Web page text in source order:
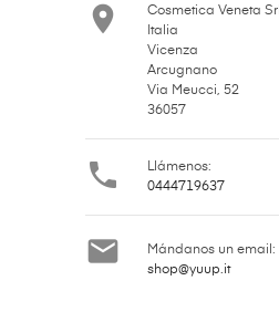

Cosmetica Veneta Srl
Italia
Vicenza
Arcugnano
Via Meucci, 52
36057

Llámenos:
0444719637

Mándanos un email:
shop@yuup.it